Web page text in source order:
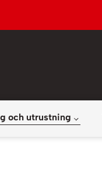
och utrustning